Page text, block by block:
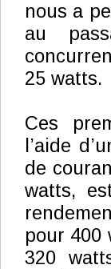
nous a
au
25 watts.
Ces
l’aide
de
watts,
pour 400
320